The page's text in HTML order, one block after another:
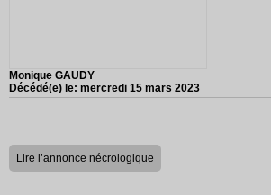
Monique GAUDY
Décédé(e) le: mercredi 15 mars 2023
Lire l’annonce nécrologique